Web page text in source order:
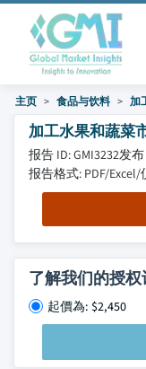
主页 食品与饮料 加
加工水果和蔬菜
报告 ID: GMI3232发布
报告格式: PDF/
了解我们的授
起價為: $2,450